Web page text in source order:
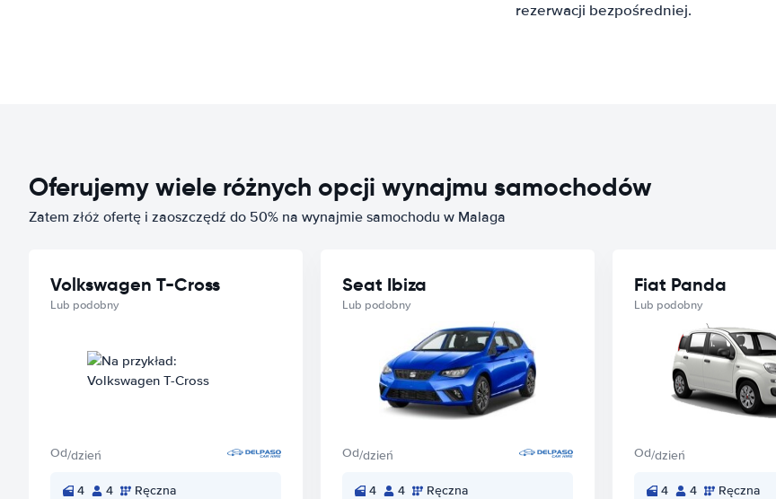
rezerwacji bezpośredniej.
Oferujemy wiele różnych opcji wynajmu samochodów
Zatem złóż ofertę i zaoszczędź do 50% na wynajmie samochodu w Malaga
Volkswagen T-Cross
Lub podobny
Od/dzień
4 4 Ręczna
Seat Ibiza
Lub podobny
Od/dzień
4 4 Ręczna
Fiat Panda
Lub podobny
Od/dzień
4 4 Ręczna